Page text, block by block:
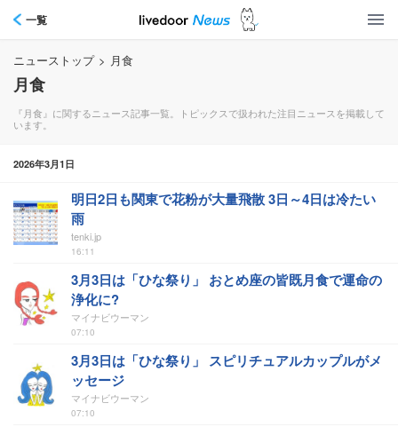
一覧
ニューストップ > 月食
月食
『月食』に関するニュース記事一覧。トピックスで扱われた注目ニュースを掲載して
います。
2026年3月1日
明日2日も関東で花粉が大量飛散 3日～4日は冷たい
雨
tenki.jp
16:11
3月3日は「ひな祭り」 おとめ座の皆既月食で運命の
浄化に?
マイナビウーマン
07:10
3月3日は「ひな祭り」 スピリチュアルカップルがメ
ッセージ
マイナビウーマン
07:10